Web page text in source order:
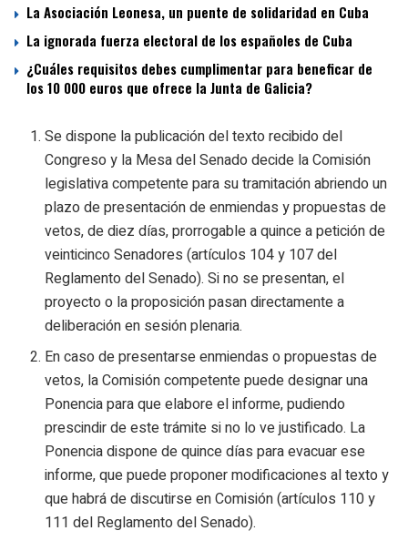
La Asociación Leonesa, un puente de solidaridad en Cuba
La ignorada fuerza electoral de los españoles de Cuba
¿Cuáles requisitos debes cumplimentar para beneficar de
los 10 000 euros que ofrece la Junta de Galicia?
Se dispone la publicación del texto recibido del
Congreso y la Mesa del Senado decide la Comisión
legislativa competente para su tramitación abriendo un
plazo de presentación de enmiendas y propuestas de
vetos, de diez días, prorrogable a quince a petición de
veinticinco Senadores (artículos 104 y 107 del
Reglamento del Senado). Si no se presentan, el
proyecto o la proposición pasan directamente a
deliberación en sesión plenaria.
En caso de presentarse enmiendas o propuestas de
vetos, la Comisión competente puede designar una
Ponencia para que elabore el informe, pudiendo
prescindir de este trámite si no lo ve justificado. La
Ponencia dispone de quince días para evacuar ese
informe, que puede proponer modificaciones al texto y
que habrá de discutirse en Comisión (artículos 110 y
111 del Reglamento del Senado).